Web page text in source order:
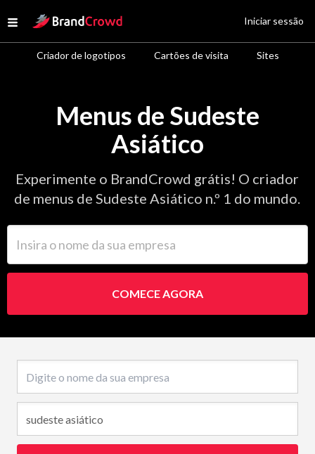
Open menu
Site Logo
Criador de logotipos Cartões de visita Sites
Iniciar sessão
Menus de Sudeste
Asiático
Experimente o BrandCrowd grátis! O criador
de menus de Sudeste Asiático n.º 1 do mundo.
COMECE AGORA